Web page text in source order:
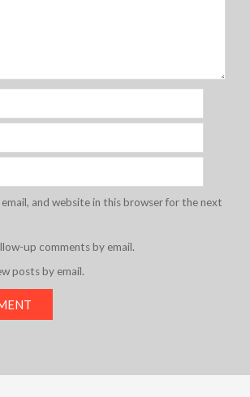
email, and website in this browser for the next
up comments by email.
posts by email.